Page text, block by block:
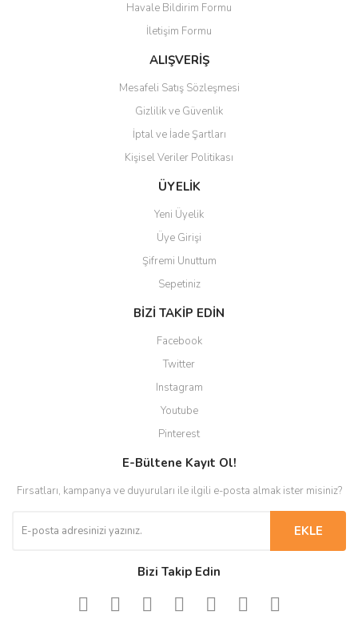
Ürün açıklamasında eksik bilgiler bulunuyor.
Ürün bilgilerinde hatalar bulunuyor.
Ürün fiyatı diğer sitelerden daha pahalı.
Gönder
Havale Bildirim Formu
İletişim Formu
ALIŞVERİŞ
Mesafeli Satış Sözleşmesi
Gizlilik ve Güvenlik
İptal ve İade Şartları
Kişisel Veriler Politikası
ÜYELİK
Yeni Üyelik
Üye Girişi
Şifremi Unuttum
Sepetiniz
BİZİ TAKİP EDİN
Facebook
Twitter
Instagram
Youtube
Pinterest
E-Bültene Kayıt Ol!
Fırsatları, kampanya ve duyuruları ile ilgili e-posta almak ister misiniz?
EKLE
Bizi Takip Edin